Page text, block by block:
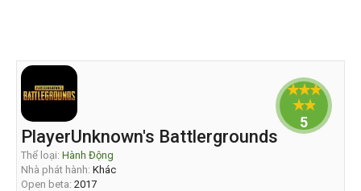
PlayerUnknown's Battlergrounds
Thể loại: Hành Động
Nhà phát hành: Khác
Open beta: 2017
5